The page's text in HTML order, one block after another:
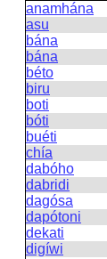
anamhána
asu
bána
bána
béto
biru
boti
bóti
buéti
chía
dabóho
dabridi
dagósa
dapótoni
dekati
digíwi